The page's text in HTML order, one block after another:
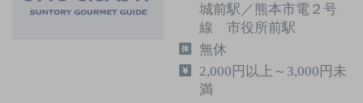
城前駅／熊本市電２号
線 市役所前駅
無休
2,000円以上～3,000円未
満